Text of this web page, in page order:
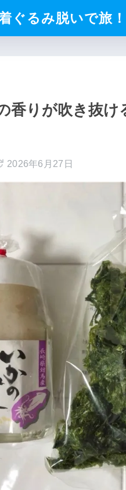
ぐるみ脱いで旅！
香りが吹き抜
2026年6月27日